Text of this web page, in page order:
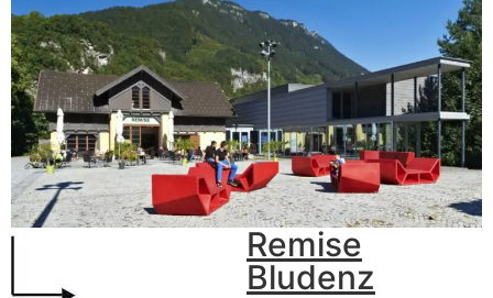
Remise
Bludenz